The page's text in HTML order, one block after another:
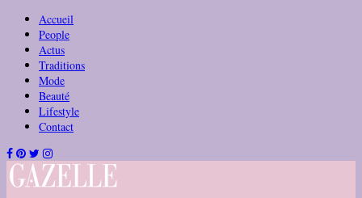
Accueil
People
Actus
Traditions
Mode
Beauté
Lifestyle
Contact